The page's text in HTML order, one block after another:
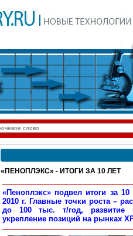
«ПЕНОПЛЭКС» - ИТОГИ ЗА 10 ЛЕТ
«Пеноплэкс» подвел итоги за
2010 г. Главные точки роста –
до 100 тыс. т/год, развитие
укрепление позиций на рынках